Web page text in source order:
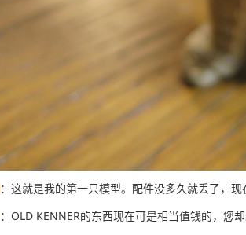
：这就是我的第一只模型。配件没多久就丢了，
：OLD KENNER的东西现在可是相当值钱的，您